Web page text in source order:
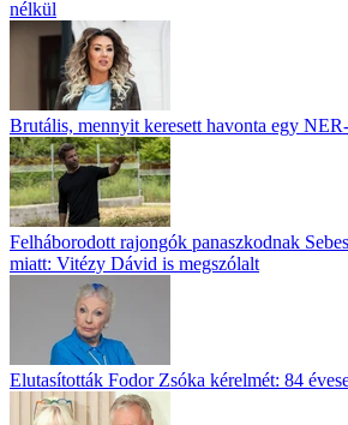
nélkül
Brutális, mennyit keresett havonta egy
Felháborodott rajongók panaszkodnak
miatt: Vitézy Dávid is megszólalt
Elutasították Fodor Zsóka kérelmét: 84